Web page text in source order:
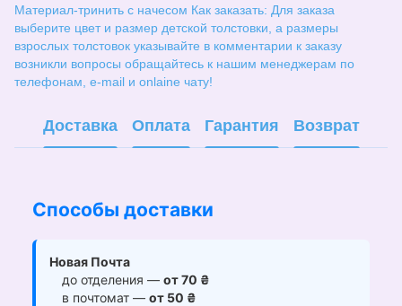
Материал-тринить с начесом Как заказать: Для заказа
выберите цвет и размер детской толстовки, а размеры
взрослых толстовок указывайте в комментарии к заказу
возникли вопросы обращайтесь к нашим менеджерам по
телефонам, e-mail и onlaine чату!
Доставка Оплата Гарантия Возврат
Способы доставки
Новая Почта
до отделения — от 70 ₴
в почтомат — от 50 ₴